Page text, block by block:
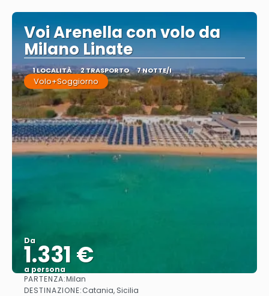
Voi Arenella con volo da
Milano Linate
1 LOCALITÀ 2 TRASPORTO 7 NOTTE/I
Volo+Soggiorno
Da
1.331 €
a persona
Vedere
PARTENZA:Milan
DESTINAZIONE:Catania, Sicilia